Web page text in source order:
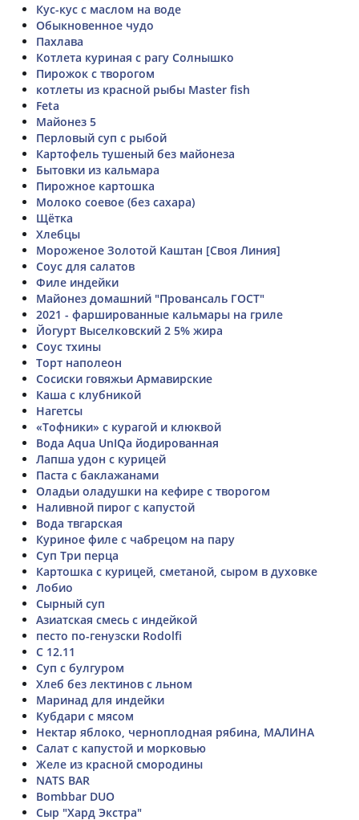
Кус-кус с маслом на воде
Обыкновенное чудо
Пахлава
Котлета куриная с рагу Солнышко
Пирожок с творогом
котлеты из красной рыбы Master fish
Feta
Майонез 5
Перловый суп с рыбой
Картофель тушеный без майонеза
Бытовки из кальмара
Пирожное картошка
Молоко соевое (без сахара)
Щётка
Хлебцы
Мороженое Золотой Каштан [Своя Линия]
Соус для салатов
Филе индейки
Майонез домашний "Провансаль ГОСТ"
2021 - фаршированные кальмары на гриле
Йогурт Выселковский 2 5% жира
Соус тхины
Торт наполеон
Сосиски говяжьи Армавирские
Каша с клубникой
Нагетсы
«Тофники» с курагой и клюквой
Вода Aqua UnIQa йодированная
Лапша удон с курицей
Паста с баклажанами
Оладьи оладушки на кефире с творогом
Наливной пирог с капустой
Вода твгарская
Куриное филе с чабрецом на пару
Суп Три перца
Картошка с курицей, сметаной, сыром в духовке
Лобио
Сырный суп
Азиатская смесь с индейкой
песто по-генузски Rodolfi
С 12.11
Суп с булгуром
Хлеб без лектинов с льном
Маринад для индейки
Кубдари с мясом
Нектар яблоко, черноплодная рябина, МАЛИНА
Салат с капустой и морковью
Желе из красной смородины
NATS BAR
Bombbar DUO
Сыр "Хард Экстра"